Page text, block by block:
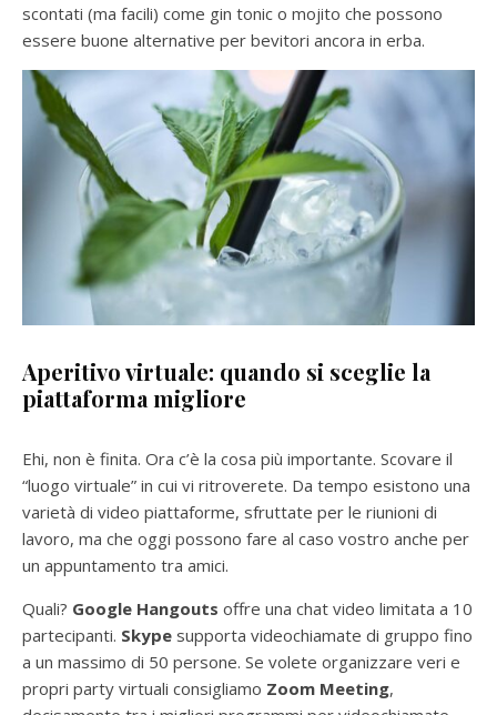
scontati (ma facili) come gin tonic o mojito che possono
essere buone alternative per bevitori ancora in erba.
Aperitivo virtuale: quando si sceglie la
piattaforma migliore
Ehi, non è finita. Ora c’è la cosa più importante. Scovare il
“luogo virtuale” in cui vi ritroverete. Da tempo esistono una
varietà di video piattaforme, sfruttate per le riunioni di
lavoro, ma che oggi possono fare al caso vostro anche per
un appuntamento tra amici.
Quali? Google Hangouts offre una chat video limitata a 10
partecipanti. Skype supporta videochiamate di gruppo fino
a un massimo di 50 persone. Se volete organizzare veri e
propri party virtuali consigliamo Zoom Meeting,